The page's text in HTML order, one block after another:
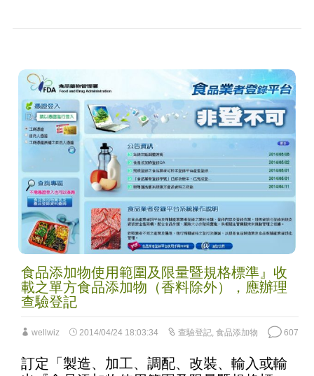
食品添加物使用範圍及限量暨規格標準』收
載之單方食品添加物（香料除外），應辦理
查驗登記
wellwiz 2014/04/24 18:03:34 查驗登記, 食品添加物 607
訂定「製造、加工、調配、改裝、輸入或輸